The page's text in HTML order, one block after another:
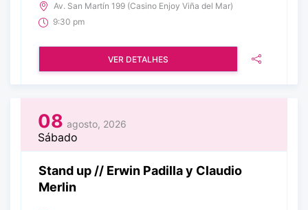
Av. San Martín 199 (Casino Enjoy Viña del Mar)
9:30 pm
VER DETALHES
08 agosto, 2026
Sábado
Stand up // Erwin Padilla y Claudio
Merlin